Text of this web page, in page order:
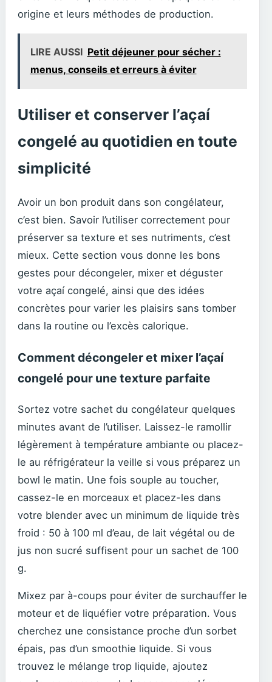
origine et leurs méthodes de production.
LIRE AUSSI Petit déjeuner pour sécher :
menus, conseils et erreurs à éviter
Utiliser et conserver l’açaí
congelé au quotidien en toute
simplicité
Avoir un bon produit dans son congélateur,
c’est bien. Savoir l’utiliser correctement pour
préserver sa texture et ses nutriments, c’est
mieux. Cette section vous donne les bons
gestes pour décongeler, mixer et déguster
votre açaí congelé, ainsi que des idées
concrètes pour varier les plaisirs sans tomber
dans la routine ou l’excès calorique.
Comment décongeler et mixer l’açaí
congelé pour une texture parfaite
Sortez votre sachet du congélateur quelques
minutes avant de l’utiliser. Laissez-le ramollir
légèrement à température ambiante ou placez-
le au réfrigérateur la veille si vous préparez un
bowl le matin. Une fois souple au toucher,
cassez-le en morceaux et placez-les dans
votre blender avec un minimum de liquide très
froid : 50 à 100 ml d’eau, de lait végétal ou de
jus non sucré suffisent pour un sachet de 100
g.
Mixez par à-coups pour éviter de surchauffer le
moteur et de liquéfier votre préparation. Vous
cherchez une consistance proche d’un sorbet
épais, pas d’un smoothie liquide. Si vous
trouvez le mélange trop liquide, ajoutez